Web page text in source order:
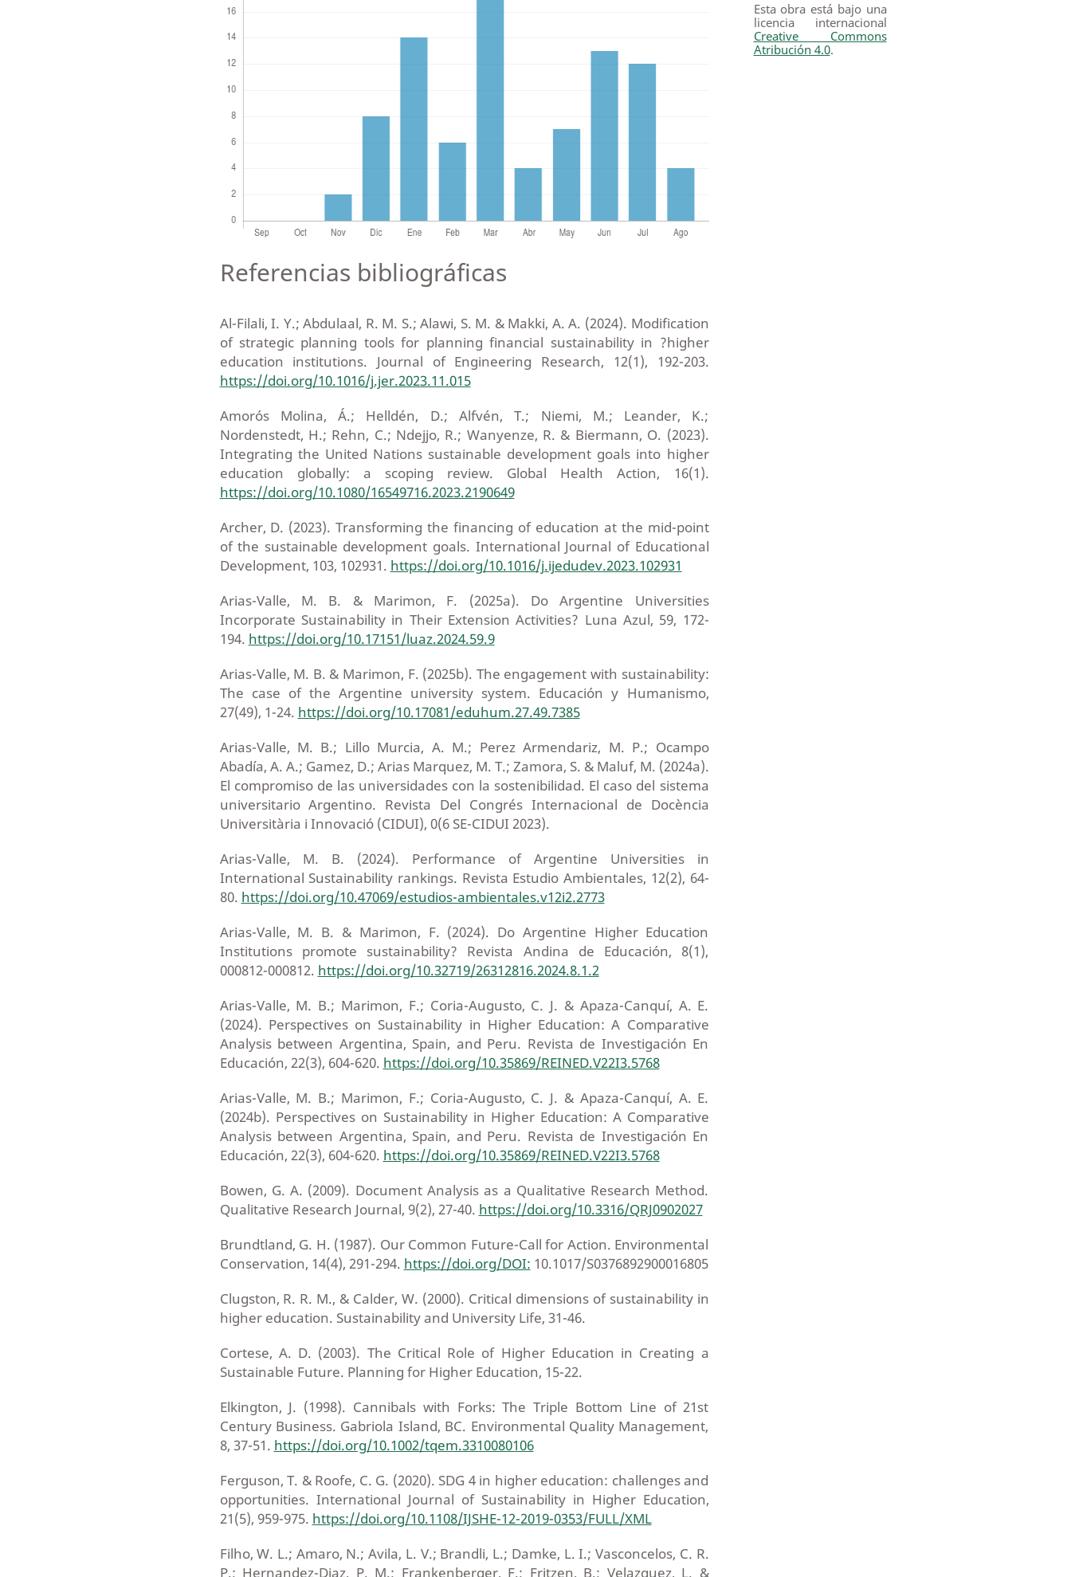
Referencias bibliográficas
Al-Filali, I. Y.; Abdulaal, R. M. S.; Alawi, S. M. & Makki, A. A. (2024). Modification
of strategic planning tools for planning financial sustainability in ?higher
education institutions. Journal of Engineering Research, 12(1), 192-203.
https://doi.org/10.1016/j.jer.2023.11.015
Amorós Molina, Á.; Helldén, D.; Alfvén, T.; Niemi, M.; Leander, K.;
Nordenstedt, H.; Rehn, C.; Ndejjo, R.; Wanyenze, R. & Biermann, O. (2023).
Integrating the United Nations sustainable development goals into higher
education globally: a scoping review. Global Health Action, 16(1).
https://doi.org/10.1080/16549716.2023.2190649
Archer, D. (2023). Transforming the financing of education at the mid-point
of the sustainable development goals. International Journal of Educational
Development, 103, 102931. https://doi.org/10.1016/j.ijedudev.2023.102931
Arias-Valle, M. B. & Marimon, F. (2025a). Do Argentine Universities
Incorporate Sustainability in Their Extension Activities? Luna Azul, 59, 172-
194. https://doi.org/10.17151/luaz.2024.59.9
Arias-Valle, M. B. & Marimon, F. (2025b). The engagement with sustainability:
The case of the Argentine university system. Educación y Humanismo,
27(49), 1-24. https://doi.org/10.17081/eduhum.27.49.7385
Arias-Valle, M. B.; Lillo Murcia, A. M.; Perez Armendariz, M. P.; Ocampo
Abadía, A. A.; Gamez, D.; Arias Marquez, M. T.; Zamora, S. & Maluf, M. (2024a).
El compromiso de las universidades con la sostenibilidad. El caso del sistema
universitario Argentino. Revista Del Congrés Internacional de Docència
Universitària i Innovació (CIDUI), 0(6 SE-CIDUI 2023).
Arias-Valle, M. B. (2024). Performance of Argentine Universities in
International Sustainability rankings. Revista Estudio Ambientales, 12(2), 64-
80. https://doi.org/10.47069/estudios-ambientales.v12i2.2773
Arias-Valle, M. B. & Marimon, F. (2024). Do Argentine Higher Education
Institutions promote sustainability? Revista Andina de Educación, 8(1),
000812-000812. https://doi.org/10.32719/26312816.2024.8.1.2
Arias-Valle, M. B.; Marimon, F.; Coria-Augusto, C. J. & Apaza-Canquí, A. E.
(2024). Perspectives on Sustainability in Higher Education: A Comparative
Analysis between Argentina, Spain, and Peru. Revista de Investigación En
Educación, 22(3), 604-620. https://doi.org/10.35869/REINED.V22I3.5768
Arias-Valle, M. B.; Marimon, F.; Coria-Augusto, C. J. & Apaza-Canquí, A. E.
(2024b). Perspectives on Sustainability in Higher Education: A Comparative
Analysis between Argentina, Spain, and Peru. Revista de Investigación En
Educación, 22(3), 604-620. https://doi.org/10.35869/REINED.V22I3.5768
Bowen, G. A. (2009). Document Analysis as a Qualitative Research Method.
Qualitative Research Journal, 9(2), 27-40. https://doi.org/10.3316/QRJ0902027
Brundtland, G. H. (1987). Our Common Future-Call for Action. Environmental
Conservation, 14(4), 291-294. https://doi.org/DOI: 10.1017/S0376892900016805
Clugston, R. R. M., & Calder, W. (2000). Critical dimensions of sustainability in
higher education. Sustainability and University Life, 31-46.
Cortese, A. D. (2003). The Critical Role of Higher Education in Creating a
Sustainable Future. Planning for Higher Education, 15-22.
Elkington, J. (1998). Cannibals with Forks: The Triple Bottom Line of 21st
Century Business. Gabriola Island, BC. Environmental Quality Management,
8, 37-51. https://doi.org/10.1002/tqem.3310080106
Ferguson, T. & Roofe, C. G. (2020). SDG 4 in higher education: challenges and
opportunities. International Journal of Sustainability in Higher Education,
21(5), 959-975. https://doi.org/10.1108/IJSHE-12-2019-0353/FULL/XML
Filho, W. L.; Amaro, N.; Avila, L. V.; Brandli, L.; Damke, L. I.; Vasconcelos, C. R.
P.; Hernandez-Diaz, P. M.; Frankenberger, F.; Fritzen, B.; Velazquez, L. &
Esta obra está bajo una
licencia internacional
Creative Commons
Atribución 4.0.